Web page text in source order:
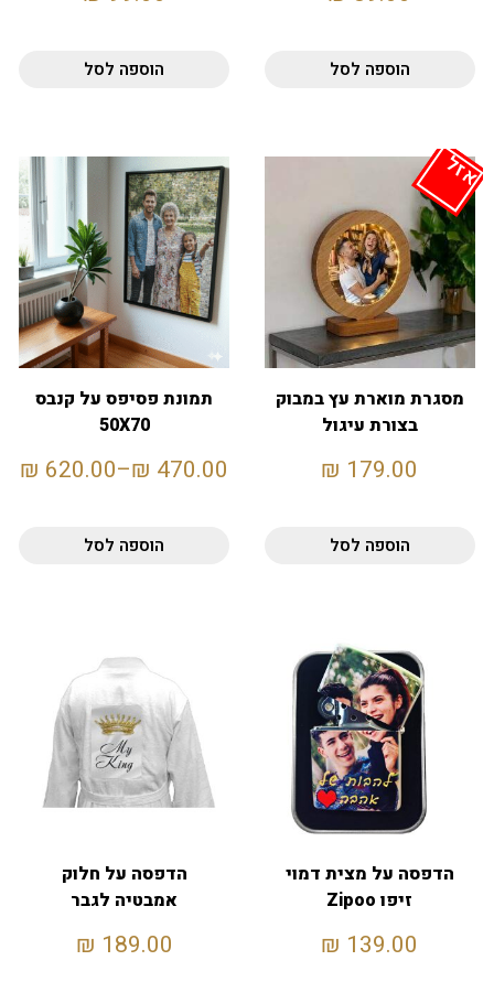
הוספה לסל הוספה לסל
אזל
מסגרת מוארת עץ במבוק
בצורת עיגול
179.00
₪
הוספה לסל
תמונת פסיפס על קנבס
50X70
470.00
₪
–
620.00
₪
הוספה לסל
הדפסה על מצית דמוי
זיפו Zipoo
139.00
₪
הדפסה על חלוק
אמבטיה לגבר
189.00
₪